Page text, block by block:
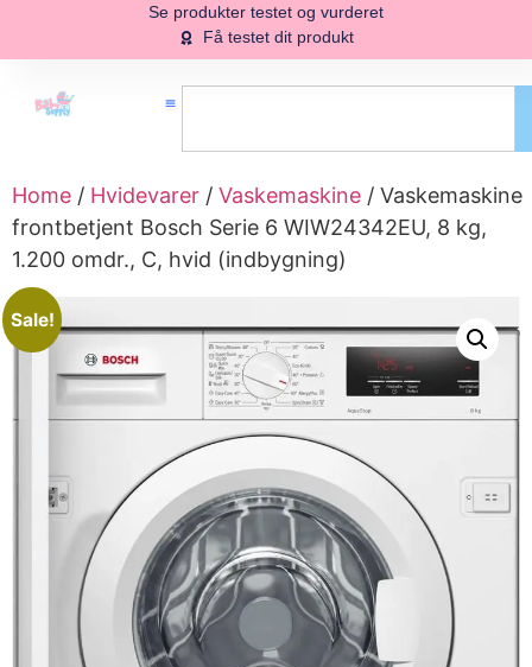
Se produkter testet og vurderet
Få testet dit produkt
Home / Hvidevarer / Vaskemaskine / Vaskemaskine
frontbetjent Bosch Serie 6 WIW24342EU, 8 kg,
1.200 omdr., C, hvid (indbygning)
Sale!